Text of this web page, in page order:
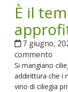
È il
7 giugno,
commento
Si mangiano
addirittura che i
vino di ciliegia